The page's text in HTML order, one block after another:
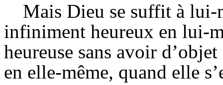
Mais Dieu se suffit à lui-
infiniment heureux en lui-
heureuse sans avoir
en elle-même, quand elle